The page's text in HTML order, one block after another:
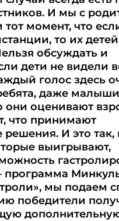
И мы с
момент, что
то их детей
обсуждать и
дети не видели
голос здесь
даже
они оценивают
что принимают
решения. И это так,
выигрывают,
программа
мы подаем
победители